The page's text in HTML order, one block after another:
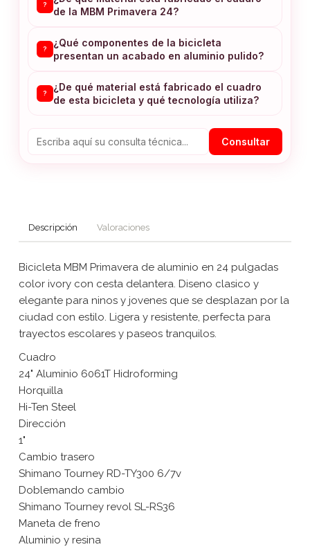
?
de la MBM Primavera 24?
?
¿Qué componentes de la bicicleta
presentan un acabado en aluminio pulido?
?
¿De qué material está fabricado el cuadro
de esta bicicleta y qué tecnología utiliza?
Consultar
Descripción Valoraciones
Bicicleta MBM Primavera de aluminio en 24 pulgadas
color ivory con cesta delantera. Diseno clasico y
elegante para ninos y jovenes que se desplazan por la
ciudad con estilo. Ligera y resistente, perfecta para
trayectos escolares y paseos tranquilos.
Cuadro
24" Aluminio 6061T Hidroforming
Horquilla
Hi-Ten Steel
Dirección
1"
Cambio trasero
Shimano Tourney RD-TY300 6/7v
Doblemando cambio
Shimano Tourney revol SL-RS36
Maneta de freno
Aluminio y resina